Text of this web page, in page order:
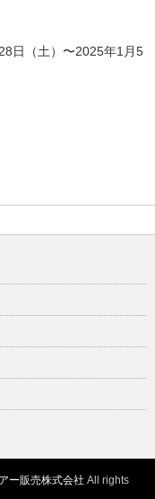
日（土）〜2025年1月5
ー販売株式会社 All rights